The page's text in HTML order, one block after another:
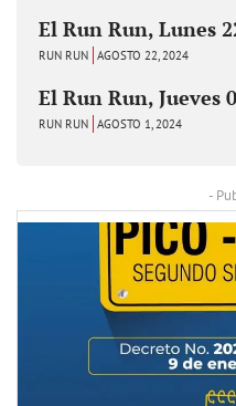
El Run Run, Lunes
RUN RUN AGOSTO 22, 2024
El Run Run, Jueves
RUN RUN AGOSTO 1, 2024
-